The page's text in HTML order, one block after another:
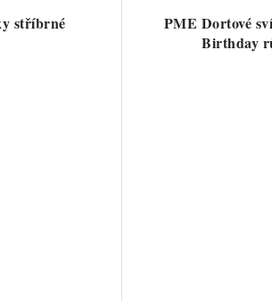
stříbrné
PME Dortové
Birthday